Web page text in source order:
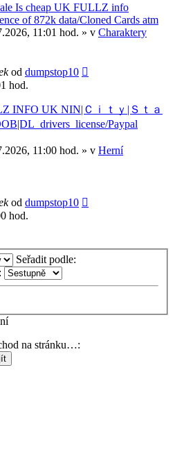
Is cheap UK FULLZ info
of 872k data/Cloned Cards atm
11:01 hod. » v Charaktery
od dumpstop10
hod.
INFO UK NIN|Ｃｉｔｙ|Ｓｔａ
Paypal
11:00 hod. » v Herní
od dumpstop10
hod.
Seřadit podle:
na stránku…: